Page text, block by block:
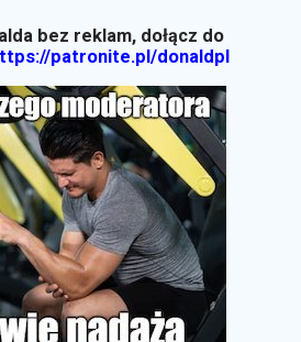
bez reklam, dołącz do
patronite.pl/donaldpl